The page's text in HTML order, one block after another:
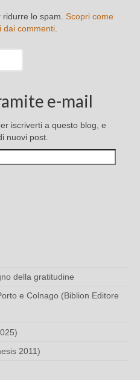
lo spam. Scopri come
dai commenti
e-mail
iscriverti a questo blog, e
nuovi post.
della gratitudine
e Colnago (Biblion Editore
2011)